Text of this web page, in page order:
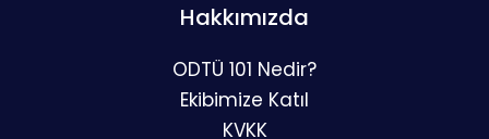
Hakkımızda
ODTÜ 101 Nedir?
Ekibimize Katıl
KVKK